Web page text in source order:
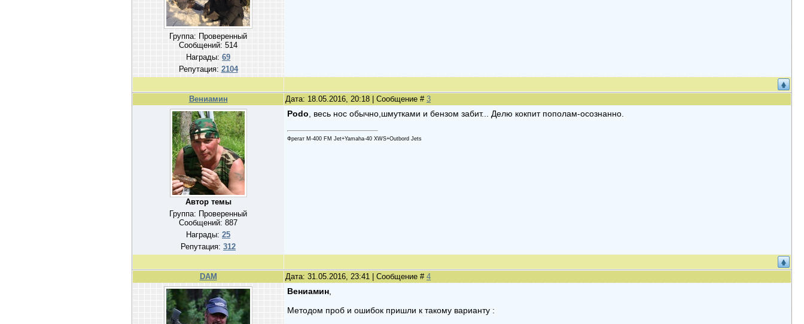
Группа: Проверенный
Сообщений: 514
Награды: 69
Репутация: 2104
Вениамин Дата: 18.05.2016, 20:18 | Сообщение # 3
Автор темы
Группа: Проверенный
Сообщений: 887
Награды: 25
Репутация: 312
Podo , весь нос обычно,шмутками и бензом забит... Делю кокпит пополам-осознанно.
Фрегат М-400 FM Jet+Yamaha-40 XWS+Outbord Jets
DAM Дата: 31.05.2016, 23:41 | Сообщение # 4
Вениамин
Методом проб и ошибок пришли к такому варианту :